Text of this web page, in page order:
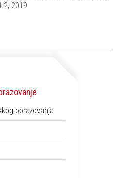
2, 2019
obrazovanja